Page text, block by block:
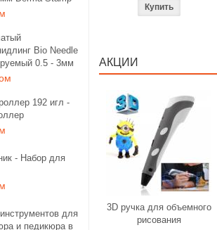
Bio Needle
0.5 - 3мм
192 игл -
- Набор для
для
и педикюра в
АКЦИИ
3D ручка для объемного
рисования